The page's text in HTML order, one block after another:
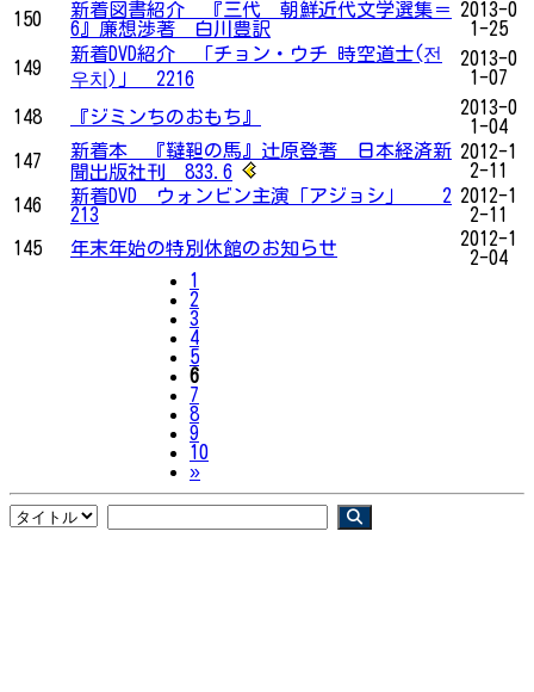
150
新着図書紹介 『三代 朝鮮近代文学選集＝
6』廉想渉著 白川豊訳
2013-0
1-25
149
新着DVD紹介 「チョン・ウチ 時空道士(전
우치)」 2216
2013-0
1-07
148 『ジミンちのおもち』
2013-0
1-04
147
新着本 『韃靼の馬』辻原登著 日本経済新
聞出版社刊 833.6
2012-1
2-11
146
新着DVD ウォンビン主演「アジョシ」 2
213
2012-1
2-11
145
年末年始の特別休館のお知らせ
2012-1
2-04
1
2
3
4
5
6
7
8
9
10
»Next